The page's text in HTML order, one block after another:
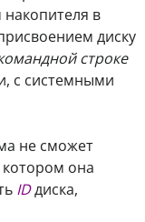
в
диску
строке
с системными
не сможет
она
IDдиска,